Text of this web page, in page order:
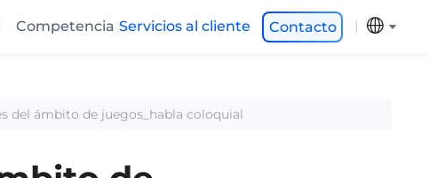
Competencia Servicios al cliente Contacto
del ámbito de juegos_habla coloquial